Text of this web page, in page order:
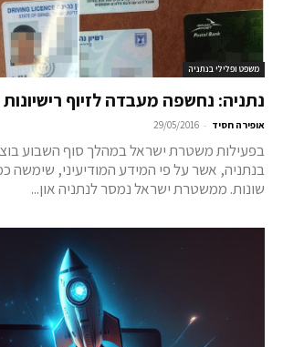
משפט ופלילי בנתניה
נתניה: נחשפה מעבדה לזיוף רישיונות
אופירה חסיד -
29/05/2016
בפעילות משטרת ישראל במהלך סוף השבוע
בנתניה, אשר על פי המידע המודיעיני, שימשה
שונות. ממשטרת ישראל נמסר לנתניה און...